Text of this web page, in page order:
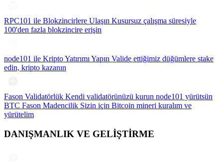
RPC101 ile Blokzincirlere Ulaşın Kusursuz çalışma süresiyle
100'den fazla blokzincire erişin
node101 ile Kripto Yatırımı Yapın Valide ettiğimiz düğümlere stake
edin, kripto kazanın
Fason Validatörlük Kendi validatörünüzü kurun node101 yürütsün
BTC Fason Madencilik Sizin için Bitcoin mineri kuralım ve
yürütelim
DANIŞMANLIK VE GELİŞTİRME